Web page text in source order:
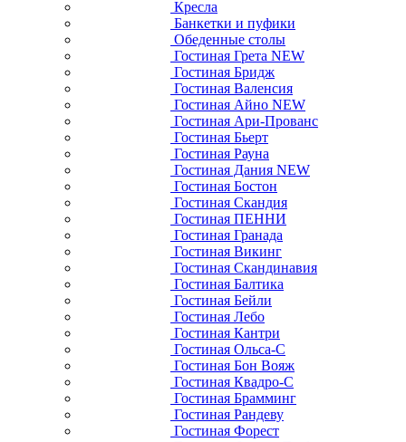
Кресла
Банкетки и пуфики
Обеденные столы
Гостиная Грета NEW
Гостиная Бридж
Гостиная Валенсия
Гостиная Айно NEW
Гостиная Ари-Прованс
Гостиная Бьерт
Гостиная Рауна
Гостиная Дания NEW
Гостиная Бостон
Гостиная Скандия
Гостиная ПЕННИ
Гостиная Гранада
Гостиная Викинг
Гостиная Скандинавия
Гостиная Балтика
Гостиная Бейли
Гостиная Лебо
Гостиная Кантри
Гостиная Ольса-С
Гостиная Бон Вояж
Гостиная Квадро-С
Гостиная Брамминг
Гостиная Рандеву
Гостиная Форест